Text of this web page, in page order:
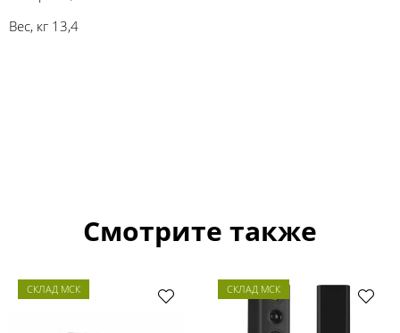
Вес, кг 13,4
Смотрите также
СКЛАД МСК СКЛАД МСК